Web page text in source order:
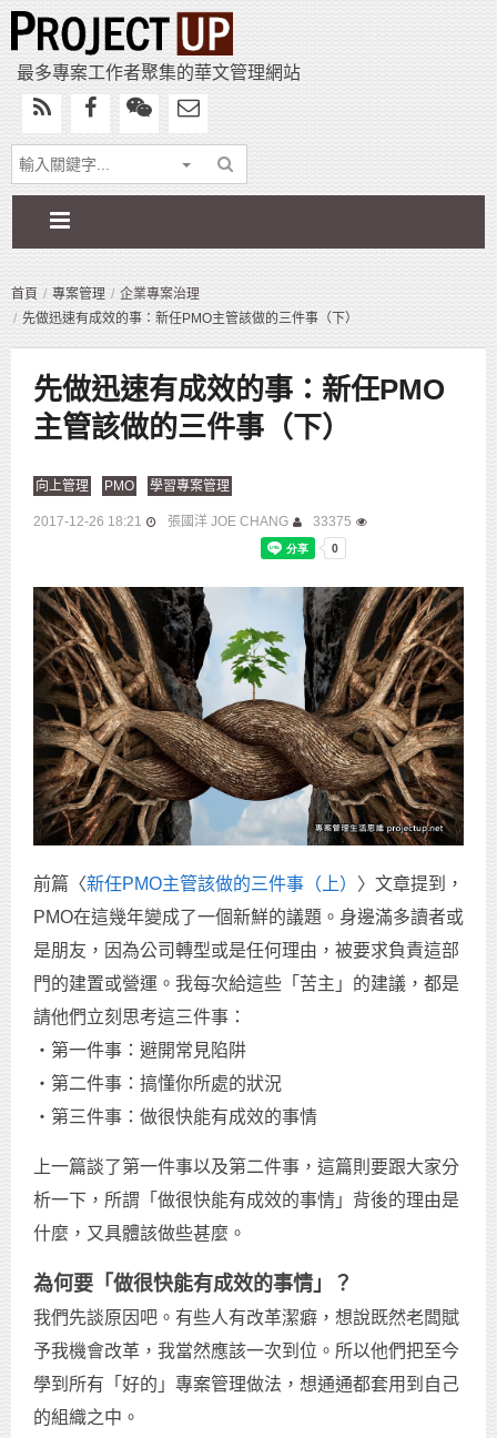
最多專案工作者聚集的華文管理網站
首頁 專案管理
企業專案治理
先做迅速有成效的事：新任PMO主管該做的三件事（下）
先做迅速有成效的事：新任PMO
主管該做的三件事（下）
向上管理 PMO 學習專案管理
2017-12-26 18:21 張國洋 JOE CHANG 33375
前篇〈新任PMO主管該做的三件事（上） 〉文章提到，
PMO在這幾年變成了一個新鮮的議題。身邊滿多讀者或
是朋友，因為公司轉型或是任何理由，被要求負責這部
門的建置或營運。我每次給這些「苦主」的建議，都是
請他們立刻思考這三件事：
‧第一件事：避開常見陷阱
‧第二件事：搞懂你所處的狀況
‧第三件事：做很快能有成效的事情
上一篇談了第一件事以及第二件事，這篇則要跟大家分
析一下，所謂「做很快能有成效的事情」背後的理由是
什麼，又具體該做些甚麼。
為何要「做很快能有成效的事情」？
我們先談原因吧。有些人有改革潔癖，想說既然老闆賦
予我機會改革，我當然應該一次到位。所以他們把至今
學到所有「好的」專案管理做法，想通通都套用到自己
的組織之中。